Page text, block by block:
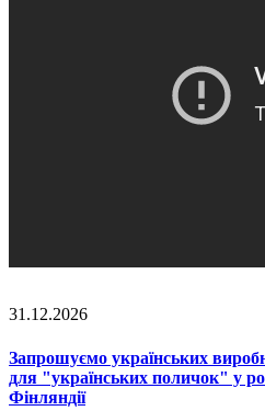
31.12.2026
Запрошуємо українських
для "українських поличок" у
Фінляндії